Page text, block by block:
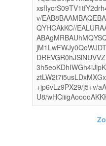
v/
QYHCAkKC//
+jp6vLz9PX29/j5+v/
U8/